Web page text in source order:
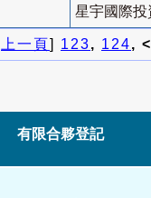
星宇國際投
上一頁] 123, 124,
有限合夥登記